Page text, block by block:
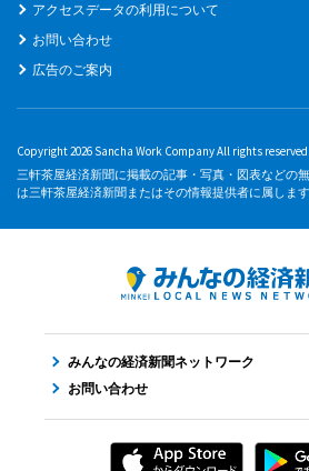
アクセスデータの利用について
お問い合わせ
広告のご案内
Copyright 2026 Sancha Work Company All rights reserved.
三軒茶屋経済新聞に掲載の記事・写真・図表などの
は三軒茶屋経済新聞またはその情報提供者に属します
みんなの経済新聞ネットワーク
お問い合わせ